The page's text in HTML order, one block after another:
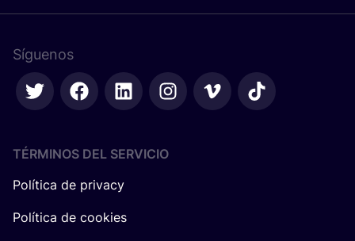
Síguenos
TÉRMINOS DEL SERVICIO
Política de privacy
Política de cookies